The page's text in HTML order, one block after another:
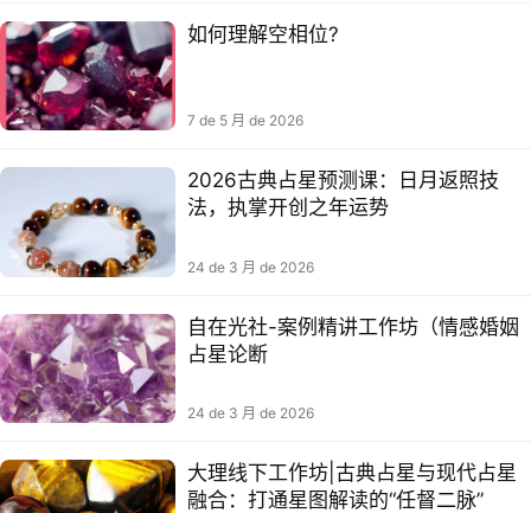
如何理解空相位?
7 de 5 月 de 2026
2026古典占星预测课：日月返照技
法，执掌开创之年运势
24 de 3 月 de 2026
自在光社-案例精讲工作坊（情感婚姻
占星论断
24 de 3 月 de 2026
大理线下工作坊|古典占星与现代占星
融合：打通星图解读的“任督二脉”